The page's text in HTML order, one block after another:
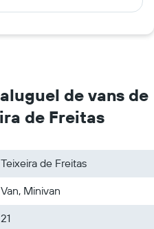
de vans de
de Freitas
Teixeira de Freitas
Van, Minivan
21